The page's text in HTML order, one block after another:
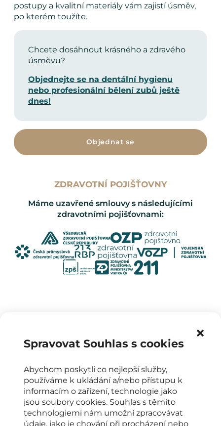
Spravovat Souhlas s cookies
Abychom poskytli co nejlepší služby,
používáme k ukládání a/nebo přístupu k
informacím o zařízení, technologie jako
jsou soubory cookies. Souhlas s těmito
technologiemi nám umožní zpracovávat
údaje, jako je chování při procházení nebo
postupy a kvalitní materiály vám zajistí úsměv,
po kterém toužíte.
Chcete dosáhnout krásného a zdravého
úsměvu?
Objednejte se na dentální hygienu
nebo profesionální bělení zubů ještě
dnes!
Objednat se
ZDRAVOTNÍ POJIŠŤOVNY
Máme uzavřené smlouvy s následujícími
zdravotními pojišťovnami:
OTEVÍRACÍ DOBA
PO-PÁ: 8:00-16:00
KONTAKTY PRO PACIENTY